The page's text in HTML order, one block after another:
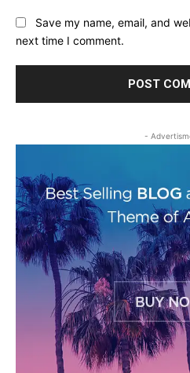
Save my name, email, and
next time I comment.
-